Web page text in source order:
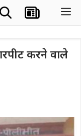
करने वाले